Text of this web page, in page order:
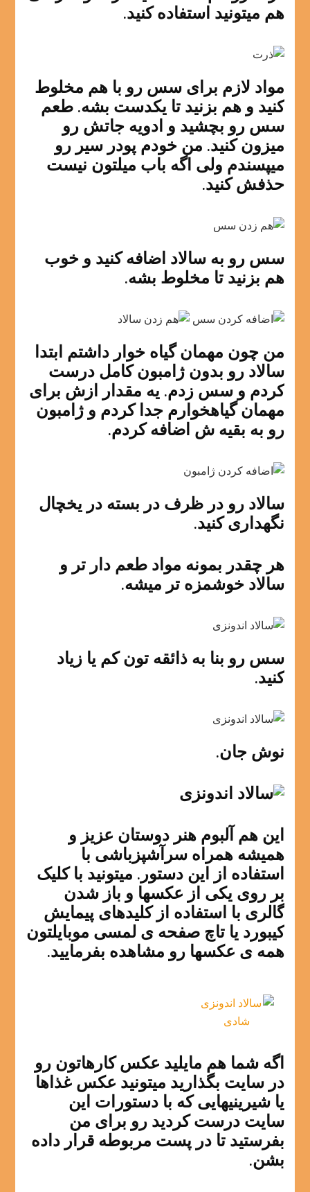
هم میتونید استفاده کنید.
مواد لازم برای سس رو با هم مخلوط
کنید و هم بزنید تا یکدست بشه. طعم
سس رو بچشید و ادویه جاتش رو
میزون کنید. من خودم پودر سیر رو
میپسندم ولی اگه باب میلتون نیست
حذفش کنید.
سس رو به سالاد اضافه کنید و خوب
هم بزنید تا مخلوط بشه.
من چون مهمان گیاه خوار داشتم ابتدا
سالاد رو بدون ژامبون کامل درست
کردم و سس زدم. یه مقدار ازش برای
مهمان گیاهخوارم جدا کردم و ژامبون
رو به بقیه ش اضافه کردم.
سالاد رو در ظرف در بسته در یخچال
نگهداری کنید.
هر چقدر بمونه مواد طعم دار تر و
سالاد خوشمزه تر میشه.
سس رو بنا به ذائقه تون کم یا زیاد
کنید.
نوش جان.
این هم آلبوم هنر دوستان عزیز و
همیشه همراه سرآشپزباشی با
استفاده از این دستور. میتونید با کلیک
بر روی یکی از عکسها و باز شدن
گالری با استفاده از کلیدهای پیمایش
کیبورد یا تاچ صفحه ی لمسی موبایلتون
همه ی عکسها رو مشاهده بفرمایید.
اگه شما هم مایلید عکس کارهاتون رو
در سایت بگذارید میتونید عکس غذاها
یا شیرینیهایی که با دستورات این
سایت درست کردید رو برای من
بفرستید تا در پست مربوطه قرار داده
بشن.